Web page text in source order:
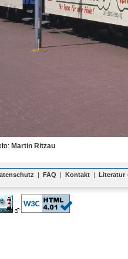
Martin Ritzau
| FAQ | Kontakt | Literatur